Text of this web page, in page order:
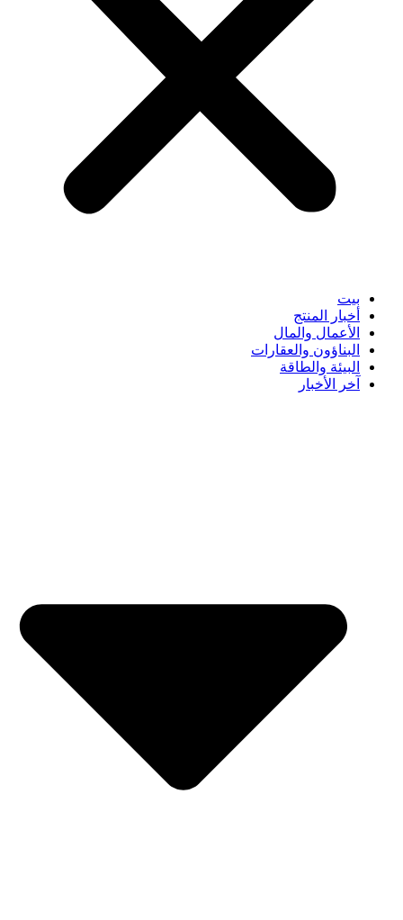
بيت
أخبار المنتج
الأعمال والمال
البناؤون والعقارات
البيئة والطاقة
آخر الأخبار